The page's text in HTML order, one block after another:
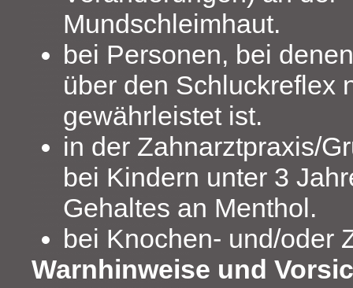
Mundschleimhaut.
bei Personen, bei
über den Schluckreflex
gewährleistet ist.
in der Zahnarztpraxis/
bei Kindern unter 3
Gehaltes an Menthol.
bei Knochen- und/oder
Warnhinweise und